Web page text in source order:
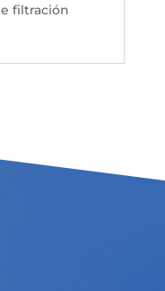
filtración